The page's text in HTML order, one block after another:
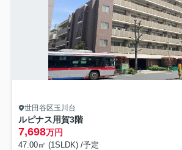
世田谷区玉川台
ルピナス用賀3階
7,698万円
47.00㎡ (1SLDK) /予定